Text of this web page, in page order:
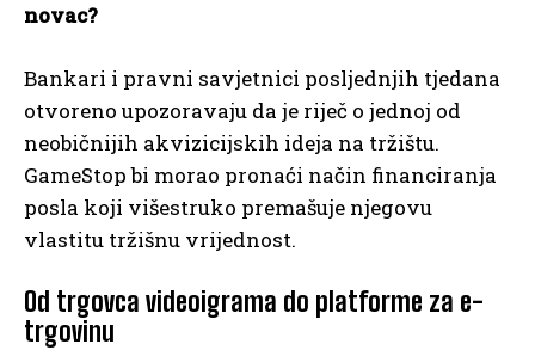
novac?
Bankari i pravni savjetnici posljednjih tjedana
otvoreno upozoravaju da je riječ o jednoj od
neobičnijih akvizicijskih ideja na tržištu.
GameStop bi morao pronaći način financiranja
posla koji višestruko premašuje njegovu
vlastitu tržišnu vrijednost.
Od trgovca videoigrama do platforme za e-
trgovinu